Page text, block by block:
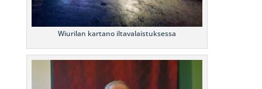
Wiurilan kartano iltavalaistuksessa